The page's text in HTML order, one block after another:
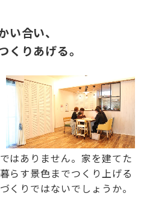
合い、
りあげる。
はありません。家を建てた
らす景色までつくり上げる
くりではないでしょうか。